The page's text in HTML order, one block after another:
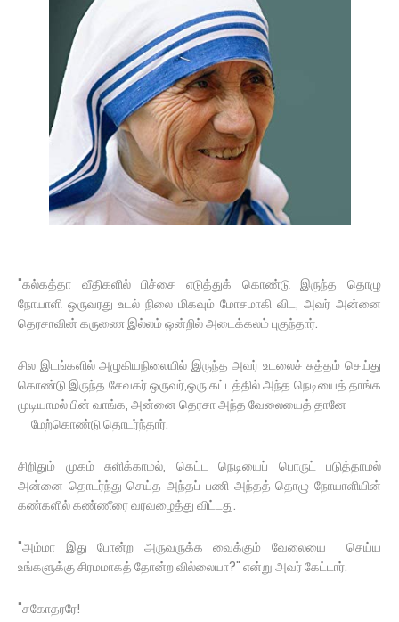
"கல்கத்தா வீதிகளில் பிச்சை எடுத்துக் கொண்டு இருந்த தொழு
நோயாளி ஒருவரது உடல் நிலை மிகவும் மோசமாகி விட, அவர் அன்னை
தெரசாவின் கருணை இல்லம் ஒன்றில் அடைக்கலம் புகுந்தார்.
சில இடங்களில் அழுகியநிலையில் இருந்த அவர் உடலைச் சுத்தம் செய்து
கொண்டு இருந்த சேவகர் ஒருவர்,ஒரு கட்டத்தில் அந்த நெடியைத் தாங்க
முடியாமல் பின் வாங்க, அன்னை தெரசா அந்த வேலையைத் தானே
மேற்கொண்டு தொடர்ந்தார்.
சிறிதும் முகம் சுளிக்காமல், கெட்ட நெடியைப் பொருட் படுத்தாமல்
அன்னை தொடர்ந்து செய்த அந்தப் பணி அந்தத் தொழு நோயாளியின்
கண்களில் கண்ணீரை வரவழைத்து விட்டது.
"அம்மா இது போன்ற அருவருக்க வைக்கும் வேலையை செய்ய
உங்களுக்கு சிரமமாகத் தோன்ற வில்லையா?" என்று அவர் கேட்டார்.
"சகோதரரே!